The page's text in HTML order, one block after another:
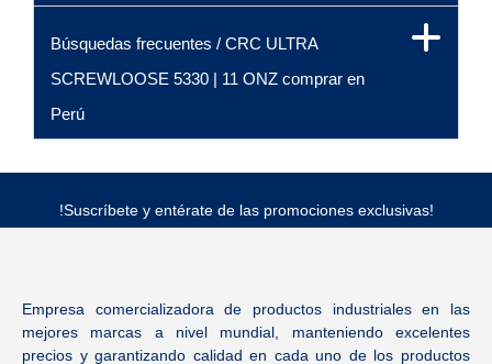
Búsquedas frecuentes / CRC ULTRA
SCREWLOOSE 5330 | 11 ONZ comprar en
Perú
!Suscríbete y entérate de las promociones exclusivas!
Empresa comercializadora de productos industriales en las
mejores marcas a nivel mundial, manteniendo excelentes
precios y garantizando calidad en cada uno de los productos